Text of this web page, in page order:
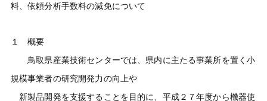
料、依頼分析手数料の減免について
１ 概要
鳥取県産業技術センターでは、県内に主たる事業所を置く小
規模事業者の研究開発力の向上や
新製品開発を支援することを目的に、平成２７年度から機器使